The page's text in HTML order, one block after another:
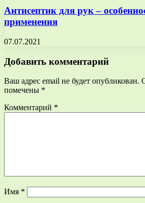
Антисептик для рук –
применения
07.07.2021
Добавить комментарий
Ваш адрес email не будет опубликован.
помечены *
Комментарий *
Имя *